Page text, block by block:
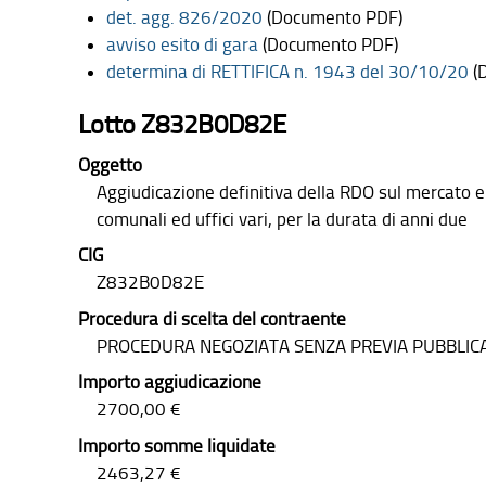
det. agg. 826/2020 (Documento PDF)
avviso esito di gara (Documento PDF)
determina di RETTIFICA n. 1943 del 30/10/20
Lotto Z832B0D82E
Oggetto
Aggiudicazione definitiva della RDO sul
comunali ed uffici vari, per la durata di anni due
CIG
Z832B0D82E
Procedura di scelta del contraente
PROCEDURA NEGOZIATA SENZA PREVIA
Importo aggiudicazione
2700,00 €
Importo somme liquidate
2463,27 €